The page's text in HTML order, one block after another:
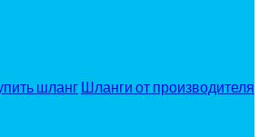
Шланги от производителя